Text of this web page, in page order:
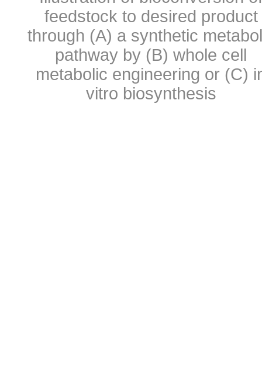
feedstock to desired product
through (A) a synthetic
pathway by (B) whole cell
metabolic engineering or (C)
vitro biosynthesis